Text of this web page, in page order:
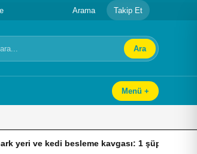
Arama Takip Et
Ara
Menü +
besleme kavgası: 1 şüpheli psikiyatri